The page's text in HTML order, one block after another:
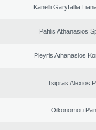
Kanelli Garyfallia
Pafilis Athanasios
Pleyris Athanasios
Tsipras Alexios
Oikonomou